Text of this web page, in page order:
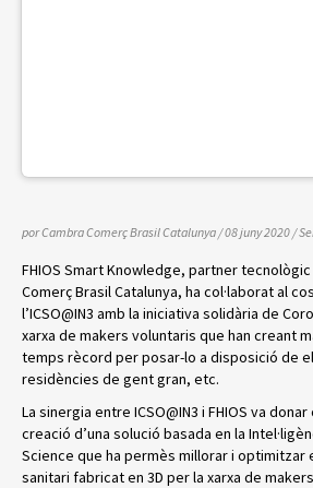
por Cambra Comerç Brasil Catalunya/ 08 juny 2020/
FHIOS Smart Knowledge, partner
Comerç Brasil Catalunya, ha col·laborat al
l’ICSO@IN3 amb la iniciativa solidària de
xarxa de makers voluntaris que han creant
temps rècord per posar-lo a disposició de
residències de gent gran, etc.
La sinergia entre ICSO@IN3 i FHIOS va
creació d’una solució basada en la
Science que ha permès millorar i optimitzar
sanitari fabricat en 3D per la xarxa de